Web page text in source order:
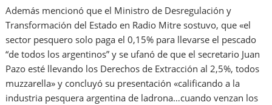
Además mencionó que el Ministro de Desregulación y
Transformación del Estado en Radio Mitre sostuvo, que «el
sector pesquero solo paga el 0,15% para llevarse el pescado
“de todos los argentinos” y se ufanó de que el secretario Juan
Pazo esté llevando los Derechos de Extracción al 2,5%, todos
muzzarella» y concluyó su presentación «calificando a la
industria pesquera argentina de ladrona…cuando venzan los